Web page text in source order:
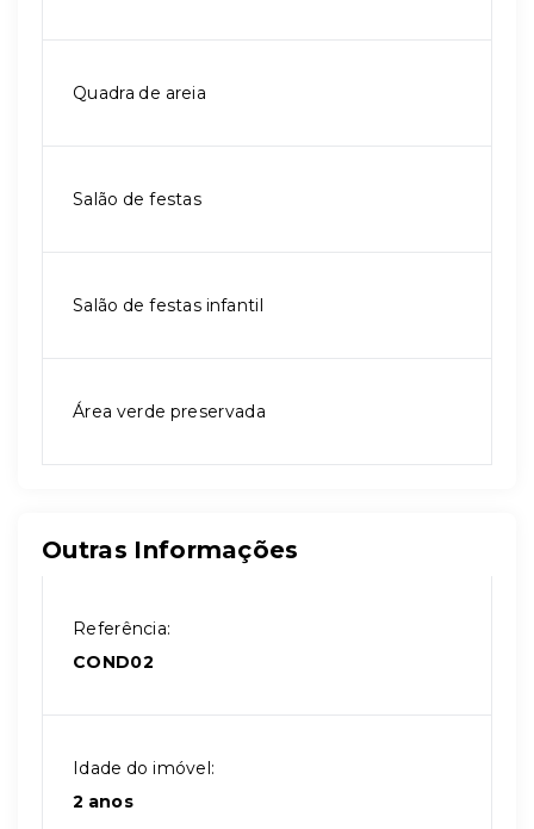
Quadra de areia
Salão de festas
Salão de festas infantil
Área verde preservada
Outras Informações
Referência:
COND02
Idade do imóvel:
2 anos